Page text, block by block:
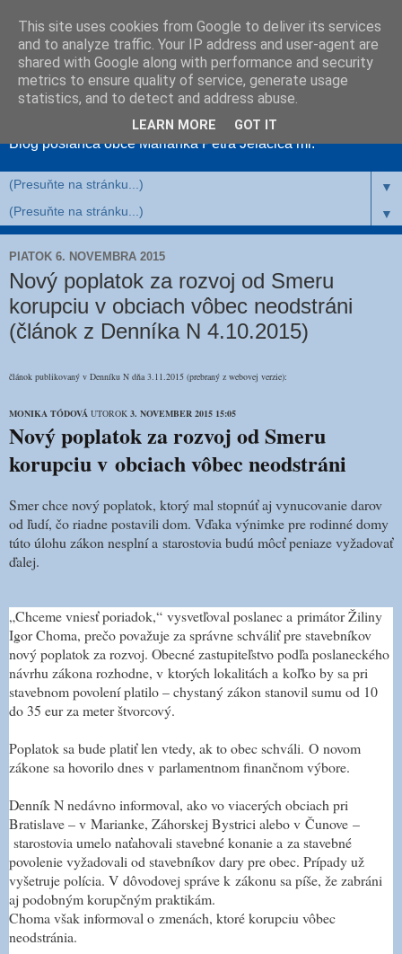
MariankaNahlas
Blog poslanca obce Marianka Petra Jelačiča ml.
▼
▼
PIATOK 6. NOVEMBRA 2015
Nový poplatok za rozvoj od Smeru
korupciu v obciach vôbec neodstráni
(článok z Denníka N 4.10.2015)
článok publikovaný v Denníku N dňa 3.11.2015 (prebraný z webovej verzie):
MONIKA TÓDOVÁ UTOROK 3. NOVEMBER 2015 15:05
Nový poplatok za rozvoj od Smeru
korupciu v obciach vôbec neodstráni
Smer chce nový poplatok, ktorý mal stopnúť aj vynucovanie darov
od ľudí, čo riadne postavili dom. Vďaka výnimke pre rodinné domy
túto úlohu zákon nesplní a starostovia budú môcť peniaze vyžadovať
ďalej.
„Chceme vniesť poriadok,“ vysvetľoval poslanec a primátor Žiliny
Igor Choma, prečo považuje za správne schváliť pre stavebníkov
nový poplatok za rozvoj. Obecné zastupiteľstvo podľa poslaneckého
návrhu zákona rozhodne, v ktorých lokalitách a koľko by sa pri
stavebnom povolení platilo – chystaný zákon stanovil sumu od 10
do 35 eur za meter štvorcový.
Poplatok sa bude platiť len vtedy, ak to obec schváli. O novom
zákone sa hovorilo dnes v parlamentnom finančnom výbore.
Denník N nedávno informoval, ako vo viacerých obciach pri
Bratislave – v Marianke, Záhorskej Bystrici alebo v Čunove –
starostovia umelo naťahovali stavebné konanie a za stavebné
povolenie vyžadovali od stavebníkov dary pre obec. Prípady už
vyšetruje polícia. V dôvodovej správe k zákonu sa píše, že zabráni
aj podobným korupčným praktikám.
Choma však informoval o zmenách, ktoré korupciu vôbec
neodstránia.
This site uses cookies from Google to deliver its services
and to analyze traffic. Your IP address and user-agent are
shared with Google along with performance and security
metrics to ensure quality of service, generate usage
statistics, and to detect and address abuse.
LEARN MORE GOT IT